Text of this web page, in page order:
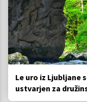
Le uro iz Ljubljane
ustvarjen za